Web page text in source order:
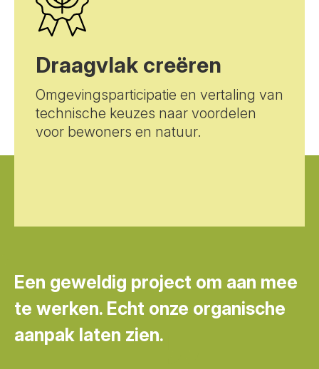
Draagvlak creëren
Omgevingsparticipatie en vertaling van
technische keuzes naar voordelen
voor bewoners en natuur.
Een geweldig project om aan mee
te werken. Echt onze organische
aanpak laten zien.